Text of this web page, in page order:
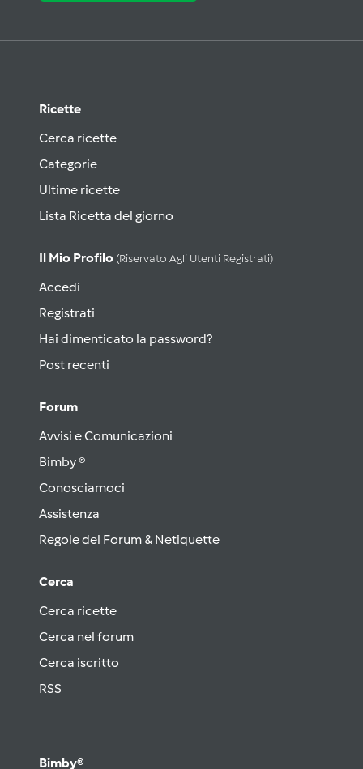
Ricette
Cerca ricette
Categorie
Ultime ricette
Lista Ricetta del giorno
Il Mio Profilo (riservato Agli Utenti Registrati)
Accedi
Registrati
Hai dimenticato la password?
Post recenti
Forum
Avvisi e Comunicazioni
Bimby ®
Conosciamoci
Assistenza
Regole del Forum & Netiquette
Cerca
Cerca ricette
Cerca nel forum
Cerca iscritto
RSS
Bimby®